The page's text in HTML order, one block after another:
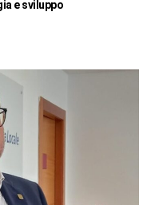
e sviluppo